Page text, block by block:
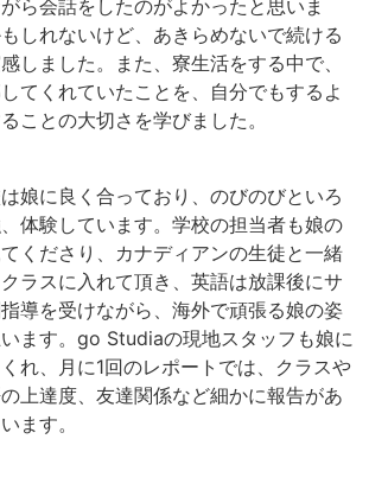
ら会話をしたのがよかったと思いま
しれないけど、あきらめないで続ける
しました。また、寮生活をする中で、
てくれていたことを、自分でもするよ
ことの大切さを学びました。
娘に良く合っており、のびのびといろ
体験しています。学校の担当者も娘の
くださり、カナディアンの生徒と一緒
ラスに入れて頂き、英語は放課後にサ
導を受けながら、海外で頑張る娘の姿
ます。go Studiaの現地スタッフも娘に
れ、月に1回のレポートでは、クラスや
上達度、友達関係など細かに報告があ
ます。